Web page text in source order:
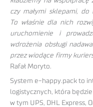
czy małymi sklepami, do
To właśnie dla nich
uruchomienie i
wdrożenia obsługi
przez wiodące firmy
Rafał Moryto.
System e-happy.pack to
logistycznych, która
w tym UPS, DHL Express,